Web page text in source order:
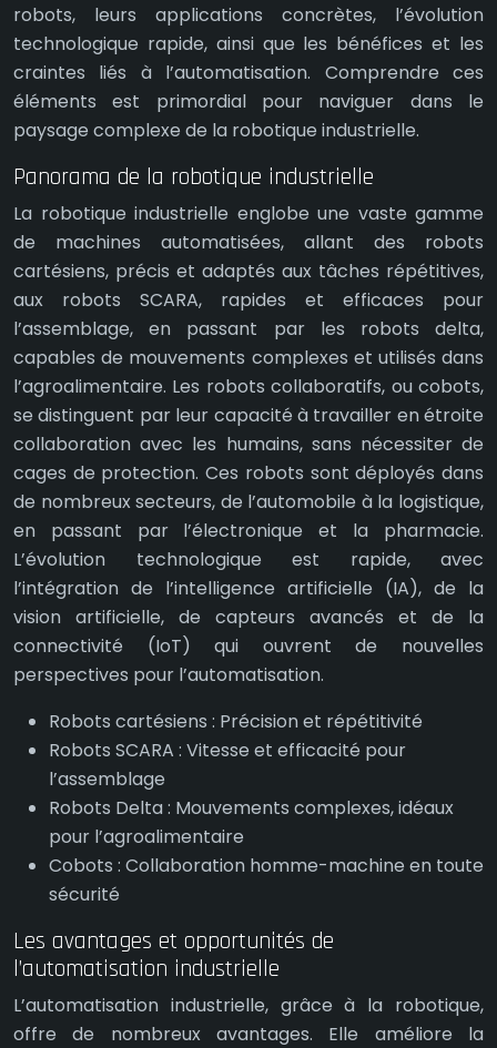
robots, leurs applications concrètes, l’évolution
technologique rapide, ainsi que les bénéfices et les
craintes liés à l’automatisation. Comprendre ces
éléments est primordial pour naviguer dans le
paysage complexe de la robotique industrielle.
Panorama de la robotique industrielle
La robotique industrielle englobe une vaste gamme
de machines automatisées, allant des robots
cartésiens, précis et adaptés aux tâches répétitives,
aux robots SCARA, rapides et efficaces pour
l’assemblage, en passant par les robots delta,
capables de mouvements complexes et utilisés dans
l’agroalimentaire. Les robots collaboratifs, ou cobots,
se distinguent par leur capacité à travailler en étroite
collaboration avec les humains, sans nécessiter de
cages de protection. Ces robots sont déployés dans
de nombreux secteurs, de l’automobile à la logistique,
en passant par l’électronique et la pharmacie.
L’évolution technologique est rapide, avec
l’intégration de l’intelligence artificielle (IA), de la
vision artificielle, de capteurs avancés et de la
connectivité (IoT) qui ouvrent de nouvelles
perspectives pour l’automatisation.
Robots cartésiens : Précision et répétitivité
Robots SCARA : Vitesse et efficacité pour
l’assemblage
Robots Delta : Mouvements complexes, idéaux
pour l’agroalimentaire
Cobots : Collaboration homme-machine en toute
sécurité
Les avantages et opportunités de
l’automatisation industrielle
L’automatisation industrielle, grâce à la robotique,
offre de nombreux avantages. Elle améliore la